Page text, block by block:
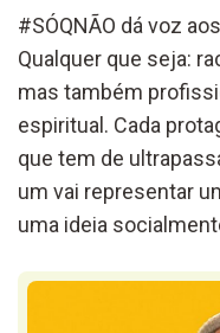
#SÓQNÃO dá voz
Qualquer que seja:
mas também
espiritual. Cada
que tem de
um vai representar
uma ideia